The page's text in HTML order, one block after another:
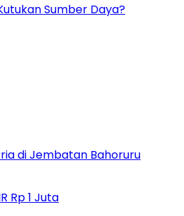
Sumber Daya?
di Jembatan Bahoruru
Rp 1 Juta